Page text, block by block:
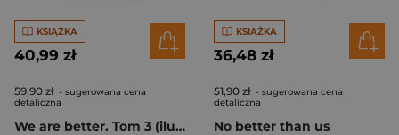
KSIĄŻKA
40,99 zł
59,90 zł - sugerowana cena
detaliczna
We are better. Tom 3 (ilustrowane brzegi)
KSIĄŻKA
36,48 zł
51,90 zł - sugerowana cena
detaliczna
No better than us